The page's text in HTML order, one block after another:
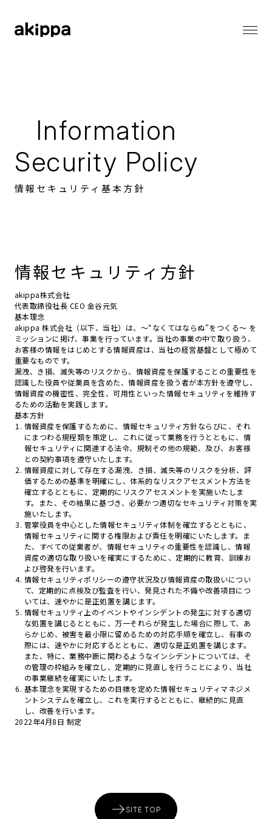
Information
Security Policy
情報セキュリティ基本方針
情報セキュリティ方針
akippa株式会社
代表取締役社長 CEO 金谷元気
基本理念
akippa 株式会社（以下、当社）は、～“なくてはならぬ”をつくる～ を
ミッションに掲げ、事業を行っています。当社の事業の中で取り扱う、
お客様の情報をはじめとする情報資産は、当社の経営基盤として極めて
重要なものです。
漏洩、き損、滅失等のリスクから、情報資産を保護することの重要性を
認識した役員や従業員を含めた、情報資産を扱う者が本方針を遵守し、
情報資産の機密性、完全性、可用性といった情報セキュリティを維持す
るための活動を実践します。
基本方針
情報資産を保護するために、情報セキュリティ方針ならびに、それ
にまつわる規程類を策定し、これに従って業務を行うとともに、情
報セキュリティに関連する法令、規制その他の規範、及び、お客様
との契約事項を遵守いたします。
情報資産に対して存在する漏洩、き損、滅失等のリスクを分析、評
価するための基準を明確にし、体系的なリスクアセスメント方法を
確立するとともに、定期的にリスクアセスメントを実施いたしま
す。また、その結果に基づき、必要かつ適切なセキュリティ対策を実
施いたします。
管掌役員を中心とした情報セキュリティ体制を確立するとともに、
情報セキュリティに関する権限および責任を明確にいたします。ま
た、すべての従業者が、情報セキュリティの重要性を認識し、情報
資産の適切な取り扱いを確実にするために、定期的に教育、訓練お
よび啓発を行います。
情報セキュリティポリシーの遵守状況及び情報資産の取扱いについ
て、定期的に点検及び監査を行い、発見された不備や改善項目につ
いては、速やかに是正処置を講じます。
情報セキュリティ上のイベントやインシデントの発生に対する適切
な処置を講じるとともに、万一それらが発生した場合に際して、あ
らかじめ、被害を最小限に留めるための対応手順を確立し、有事の
際には、速やかに対応するとともに、適切な是正処置を講じます。
また、特に、業務中断に関わるようなインシデントについては、そ
の管理の枠組みを確立し、定期的に見直しを行うことにより、当社
の事業継続を確実にいたします。
基本理念を実現するための目標を定めた情報セキュリティマネジメ
ントシステムを確立し、これを実行するとともに、継続的に見直
し、改善を行います。
2022年4月8日 制定
SITE TOP
コーポレートフィロソフィー
会社概要
役員紹介
ニュース
メディア情報
採用情報